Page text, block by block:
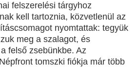
felszerelési tárgyhoz
kell tartoznia, közvetlenül az
nyomtattak: tegyük
meg a szalagot, és
felső zsebünkbe. Az
tomszki fiókja már több